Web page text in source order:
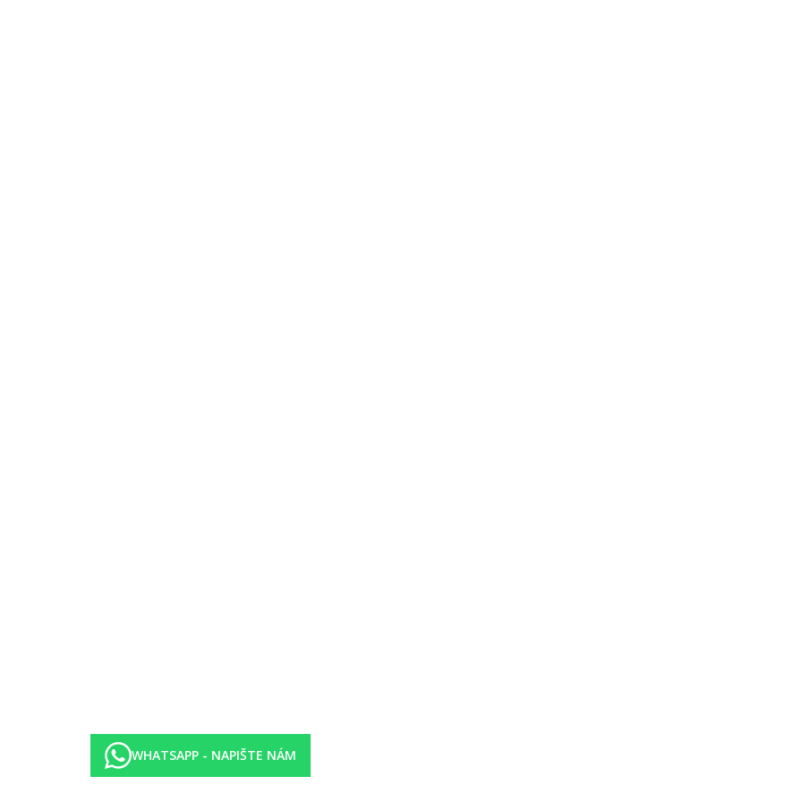
s některými vybranými pokrmy za poplatek
výměna za poplatek)
za poplatek, doprava loďkou zdarma z hotelu)
WHATSAPP - NAPIŠTE NÁM